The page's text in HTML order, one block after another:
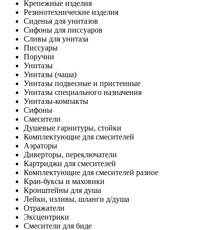
Крепежные изделия
Резинотехнические изделия
Сиденья для унитазов
Сифоны для писсуаров
Сливы для унитаза
Писсуары
Поручни
Унитазы
Унитазы (чаша)
Унитазы подвесные и пристенные
Унитазы специального назначения
Унитазы-компакты
Сифоны
Смесители
Душевые гарнитуры, стойки
Комплектующие для смесителей
Аэраторы
Диверторы, переключатели
Картриджи для смесителей
Комплектующие для смесителей разное
Кран-буксы и маховики
Кронштейны для душа
Лейки, изливы, шланги д/душа
Отражатели
Эксцентрики
Смесители для биде